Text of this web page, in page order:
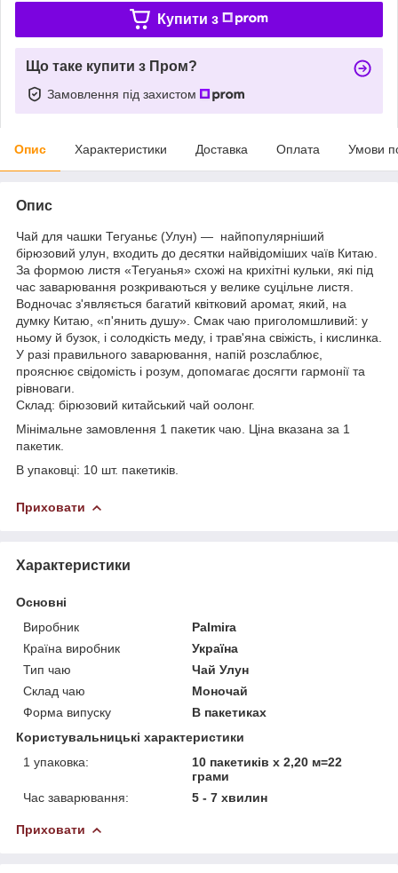
Купити з
Що таке купити з Пром?
Замовлення під захистом
Опис Характеристики Доставка Оплата Умови
Опис
Чай для чашки Тегуаньє (Улун) — найпопулярніший
бірюзовий улун, входить до десятки найвідоміших чаїв Китаю.
За формою листя «Тегуанья» схожі на крихітні кульки, які під
час заварювання розкриваються у велике суцільне листя.
Водночас з'являється багатий квітковий аромат, який, на
думку Китаю, «п'янить душу». Смак чаю приголомшливий: у
ньому й бузок, і солодкість меду, і трав'яна свіжість, і кислинка.
У разі правильного заварювання, напій розслаблює,
прояснює свідомість і розум, допомагає досягти гармонії та
рівноваги.
Склад: бірюзовий китайський чай оолонг.
Мінімальне замовлення 1 пакетик чаю. Ціна вказана за 1
пакетик.
В упаковці: 10 шт. пакетиків.
Приховати
Характеристики
Основні
Виробник
Palmira
Країна виробник
Україна
Тип чаю
Чай Улун
Склад чаю
Моночай
Форма випуску
В пакетиках
Користувальницькі характеристики
1 упаковка:
10 пакетиків х 2,20 м=22
грами
Час заварювання:
5 - 7 хвилин
Приховати